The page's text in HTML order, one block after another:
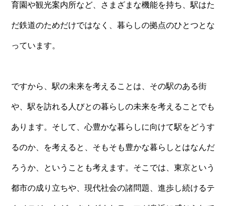
育園や観光案内所など、さまざまな機能を持ち、駅はた
だ鉄道のためだけではなく、暮らしの拠点のひとつとな
っています。
ですから、駅の未来を考えることは、その駅のある街
や、駅を訪れる人びとの暮らしの未来を考えることでも
あります。そして、心豊かな暮らしに向けて駅をどうす
るのか、を考えると、そもそも豊かな暮らしとはなんだ
ろうか、ということも考えます。そこでは、東京という
都市の成り立ちや、現代社会の諸問題、進歩し続けるテ